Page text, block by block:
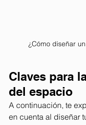
¿Cómo diseñar
Claves para
del espacio
A continuación, te
en cuenta al diseñar